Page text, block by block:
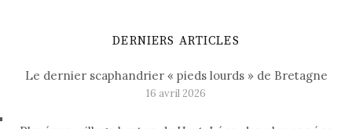
DERNIERS ARTICLES
Le dernier scaphandrier « pieds lourds » de Bretagne
16 avril 2026